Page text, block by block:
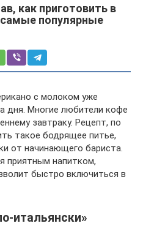
как приготовить в
популярные
с молоком уже
дня. Многие любители кофе
завтраку. Рецепт, по
такое бодрящее питье,
от начинающего бариста.
приятным напитком,
быстро включиться в
итальянски»